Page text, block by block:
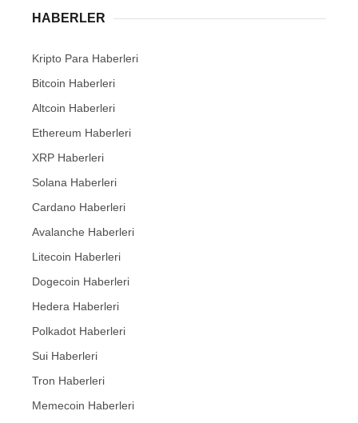
HABERLER
Kripto Para Haberleri
Bitcoin Haberleri
Altcoin Haberleri
Ethereum Haberleri
XRP Haberleri
Solana Haberleri
Cardano Haberleri
Avalanche Haberleri
Litecoin Haberleri
Dogecoin Haberleri
Hedera Haberleri
Polkadot Haberleri
Sui Haberleri
Tron Haberleri
Memecoin Haberleri